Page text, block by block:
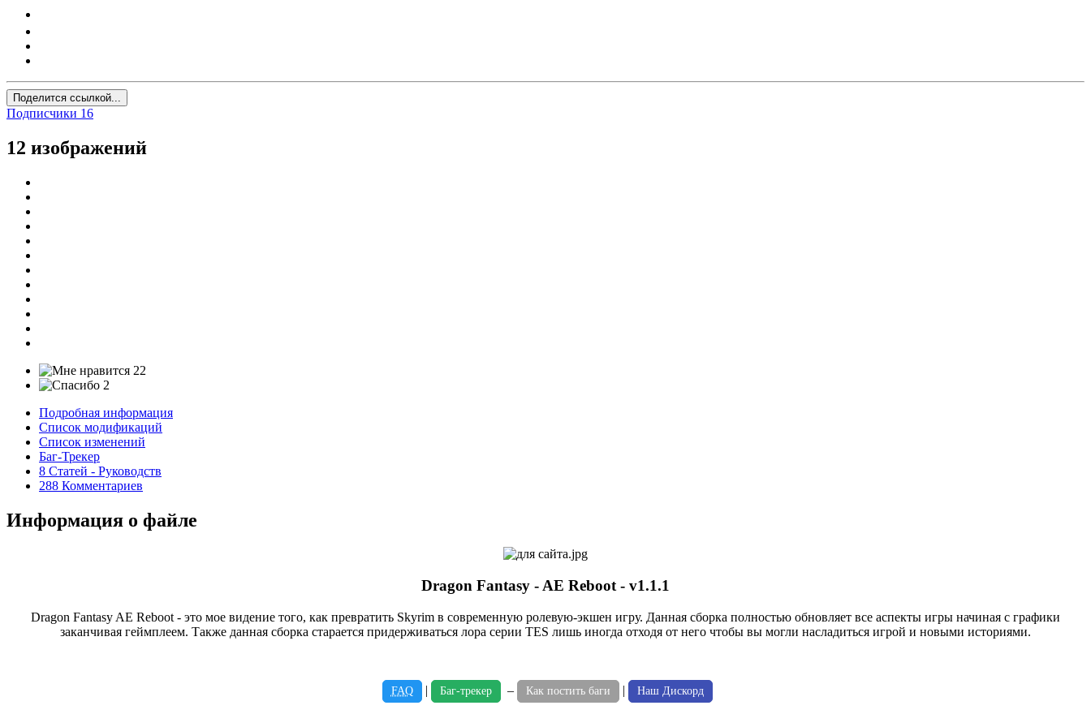
Поделится ссылкой...
Подписчики 16
12 изображений
22
2
Подробная информация
Список модификаций
Список изменений
Баг-Трекер
8 Статей - Руководств
288 Комментариев
Информация о файле
Dragon Fantasy - AE Reboot - v1.1.1
Dragon Fantasy AE Reboot - это мое видение того, как превратить Skyrim в современную ролевую-экшен игру. Данная сборка полностью обновляет все аспекты игры начиная с графики
заканчивая геймплеем. Также данная сборка старается придерживаться лора серии TES лишь иногда отходя от него чтобы вы могли насладиться игрой и новыми историями.
FAQ | Баг-трекер – Как постить баги | Наш Дискорд